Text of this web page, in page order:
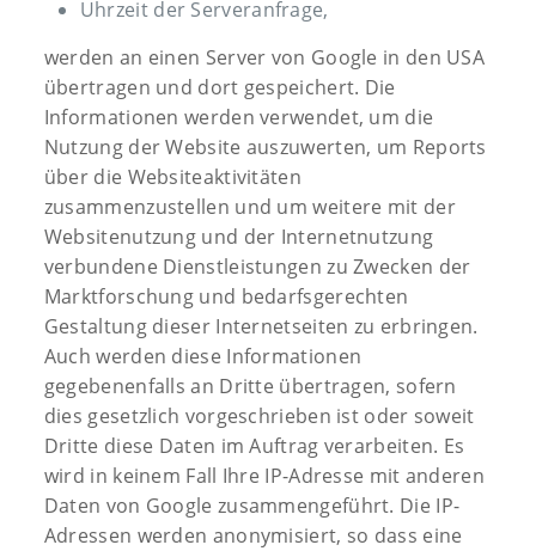
Uhrzeit der Serveranfrage,
werden an einen Server von Google in den USA
übertragen und dort gespeichert. Die
Informationen werden verwendet, um die
Nutzung der Website auszuwerten, um Reports
über die Websiteaktivitäten
zusammenzustellen und um weitere mit der
Websitenutzung und der Internetnutzung
verbundene Dienstleistungen zu Zwecken der
Marktforschung und bedarfsgerechten
Gestaltung dieser Internetseiten zu erbringen.
Auch werden diese Informationen
gegebenenfalls an Dritte übertragen, sofern
dies gesetzlich vorgeschrieben ist oder soweit
Dritte diese Daten im Auftrag verarbeiten. Es
wird in keinem Fall Ihre IP-Adresse mit anderen
Daten von Google zusammengeführt. Die IP-
Adressen werden anonymisiert, so dass eine